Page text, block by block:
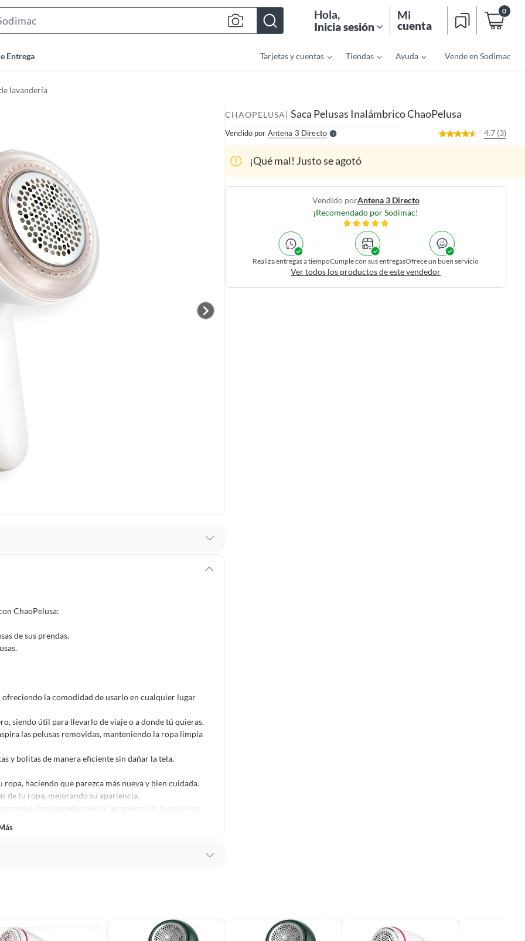
Hola,
Inicia sesión
Mi
cuenta
0
Entrega Tarjetas y cuentas Tiendas Ayuda Vende en Sodimac
lavandería
intactos y sin uso, tal como te lo entregamos. Ten
deteriorarse o caducar con rapidez.
reparados, abiertos, de segunda selección,
en esa condición a un precio reducido.
entre otros análogos.
ChaoPelusa:
de sus prendas.
la comodidad de usarlo en cualquier lugar
siendo útil para llevarlo de viaje o a donde tú quieras.
las pelusas removidas, manteniendo la ropa limpia
y bolitas de manera eficiente sin dañar la tela.
haciendo que parezca más nueva y bien cuidada.
de tu ropa, mejorando su apariencia.
hasta puedes quitar las pelusas de tus cojines,
tiempo en el cuidad.
CHAOPELUSA | Saca Pelusas Inalámbrico ChaoPelusa
Vendido por Antena 3 DirectoS
l
l
4.7 (3)
¡Qué mal! Justo se agotó
Vendido porAntena 3 Directo
¡Recomendado por Sodimac!
Realiza entregas a tiempoCumple con sus entregasOfrece un buen servicio
Ver todos los productos de este vendedor